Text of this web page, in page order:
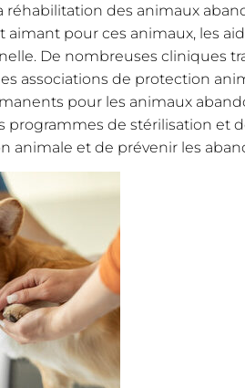
réhabilitation des animaux
pour ces animaux, les
De nombreuses cliniques
associations de protection
pour les animaux
programmes de stérilisation et
animale et de prévenir les